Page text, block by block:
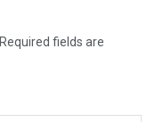
Required fields are